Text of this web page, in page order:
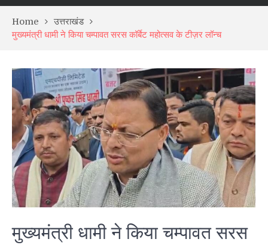
Home
उत्तराखंड
मुख्यमंत्री धामी ने किया चम्पावत सरस कॉर्बेट महोत्सव के टीज़र लॉन्च
मुख्यमंत्री धामी ने किया चम्पावत सरस